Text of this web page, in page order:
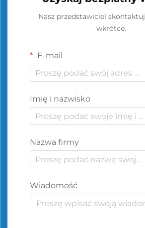
Nasz przedstawiciel
wkrótce.
E-mail
Imię i nazwisko
Nazwa firmy
Wiadomość